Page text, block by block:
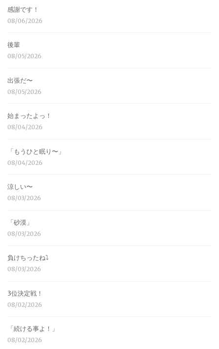
感謝です！
08/06/2026
後輩
08/05/2026
出張だ〜
08/05/2026
始まったよっ！
08/04/2026
「もうひと眠り〜」
08/04/2026
涼しい〜
08/03/2026
「砂漠」
08/03/2026
負けちったね⤵︎
08/03/2026
3位決定戦！
08/02/2026
「続ける事よ！」
08/02/2026